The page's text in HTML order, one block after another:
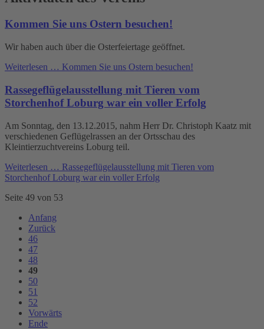
Kommen Sie uns Ostern besuchen!
Wir haben auch über die Osterfeiertage geöffnet.
Weiterlesen … Kommen Sie uns Ostern besuchen!
Rassegeflügel­ausstellung mit Tieren vom
Storchenhof Loburg war ein voller Erfolg
Am Sonntag, den 13.12.2015, nahm Herr Dr. Christoph Kaatz mit
verschiedenen Geflügelrassen an der Ortsschau des
Kleintierzuchtvereins Loburg teil.
Weiterlesen … Rassegeflügel­ausstellung mit Tieren vom
Storchenhof Loburg war ein voller Erfolg
Seite 49 von 53
Anfang
Zurück
46
47
48
49
50
51
52
Vorwärts
Ende